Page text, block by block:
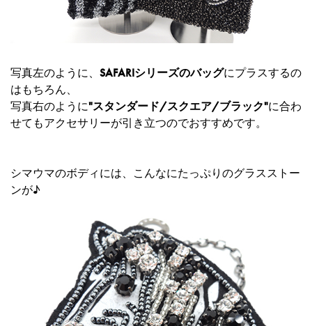
写真左のように、 SAFARIシリーズのバッグにプラスするの
はもちろん、
写真右のように"スタンダード/スクエア/ブラック"に合わ
せてもアクセサリーが引き立つのでおすすめです。
シマウマのボディには、こんなにたっぷりのグラスストー
ンが♪